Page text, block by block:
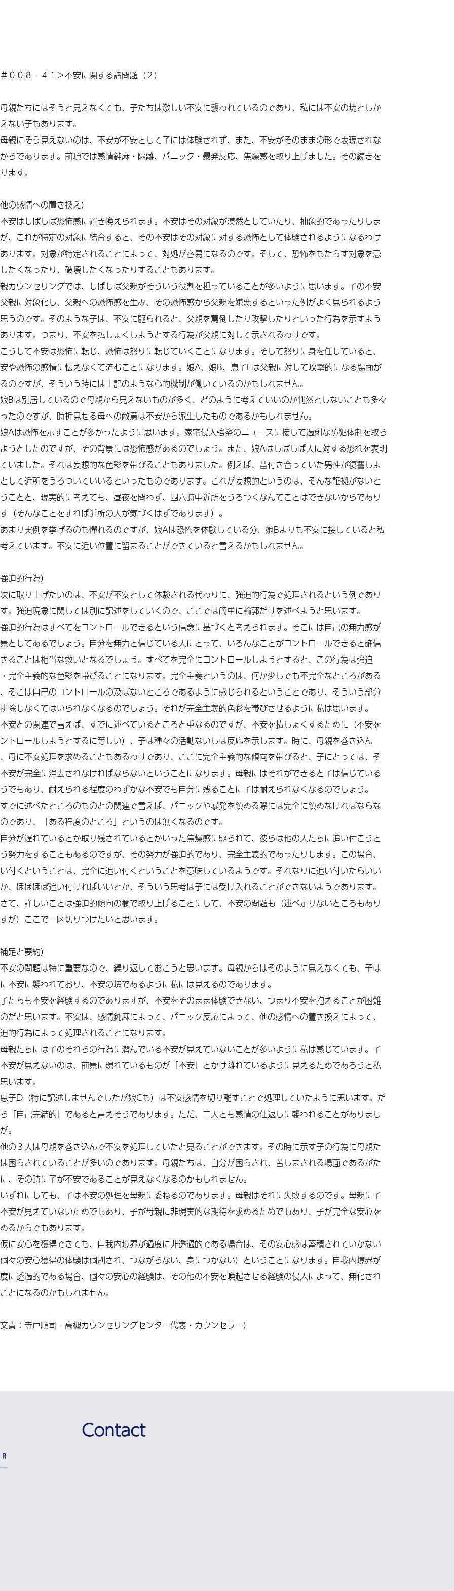
００８－４１＞不安に関する諸問題（２）
親たちにはそうと見えなくても、子たちは激しい不安に襲われているのであり、私には不安の塊としか
ない子もあります。
親にそう見えないのは、不安が不安として子には体験されず、また、不安がそのままの形で表現されな
らであります。前項では感情鈍麻・隔離、パニック・暴発反応、焦燥感を取り上げました。その続きを
ます。
他の感情への置き換え）
安はしばしば恐怖感に置き換えられます。不安はその対象が漠然としていたり、抽象的であったりしま
、これが特定の対象に結合すると、その不安はその対象に対する恐怖として体験されるようになるわけ
ります。対象が特定されることによって、対処が容易になるのです。そして、恐怖をもたらす対象を忌
たくなったり、破壊したくなったりすることもあります。
カウンセリングでは、しばしば父親がそういう役割を担っていることが多いように思います。子の不安
親に対象化し、父親への恐怖感を生み、その恐怖感から父親を嫌悪するといった例がよく見られるよう
うのです。そのような子は、不安に駆られると、父親を罵倒したり攻撃したりといった行為を示すよう
ります。つまり、不安を払しょくしようとする行為が父親に対して示されるわけです。
うして不安は恐怖に転じ、恐怖は怒りに転じていくことになります。そして怒りに身を任していると、
や恐怖の感情に怯えなくて済むことになります。娘A、娘B、息子Eは父親に対して攻撃的になる場面が
のですが、そういう時には上記のような心的機制が働いているのかもしれません。
Bは別居しているので母親から見えないものが多く、どのように考えていいのか判然としないことも多々
たのですが、時折見せる母への敵意は不安から派生したものであるかもしれません。
Aは恐怖を示すことが多かったように思います。家宅侵入強盗のニュースに接して過剰な防犯体制を取ら
うとしたのですが、その背景には恐怖感があるのでしょう。また、娘Aはしばしば人に対する恐れを表明
いました。それは妄想的な色彩を帯びることもありました。例えば、昔付き合っていた男性が復讐しよ
して近所をうろついていいるといったものであります。これが妄想的というのは、そんな証拠がないと
ことと、現実的に考えても、昼夜を問わず、四六時中近所をうろつくなんてことはできないからであり
（そんなことをすれば近所の人が気づくはずであります）。
まり実例を挙げるのも憚れるのですが、娘Aは恐怖を体験している分、娘Bよりも不安に接していると私
えています。不安に近い位置に留まることができていると言えるかもしれません。
強迫的行為）
に取り上げたいのは、不安が不安として体験される代わりに、強迫的行為で処理されるという例であり
。強迫現象に関しては別に記述をしていくので、ここでは簡単に輪郭だけを述べようと思います。
迫的行為はすべてをコントロールできるという信念に基づくと考えられます。そこには自己の無力感が
としてあるでしょう。自分を無力と信じている人にとって、いろんなことがコントロールできると確信
ることは相当な救いとなるでしょう。すべてを完全にコントロールしようとすると、この行為は強迫
完全主義的な色彩を帯びることになります。完全主義というのは、何か少しでも不完全なところがある
そこは自己のコントロールの及ばないところであるように感じられるということであり、そういう部分
除しなくてはいられなくなるのでしょう。それが完全主義的色彩を帯びさせるように私は思います。
安との関連で言えば、すでに述べているところと重なるのですが、不安を払しょくするために（不安を
トロールしようとするに等しい）、子は種々の活動ないしは反応を示します。時に、母親を巻き込ん
母に不安処理を求めることもあるわけであり、ここに完全主義的な傾向を帯びると、子にとっては、そ
安が完全に消去されなければならないということになります。母親にはそれができると子は信じている
でもあり、耐えられる程度のわずかな不安でも自分に残ることに子は耐えられなくなるのでしょう。
でに述べたところのものとの関連で言えば、パニックや暴発を鎮める際には完全に鎮めなければならな
であり、「ある程度のところ」というのは無くなるのです。
分が遅れているとか取り残されているとかいった焦燥感に駆られて、彼らは他の人たちに追い付こうと
努力をすることもあるのですが、その努力が強迫的であり、完全主義的であったりします。この場合、
付くということは、完全に追い付くということを意味しているようです。それなりに追い付いたらいい
、ほぼほぼ追い付ければいいとか、そういう思考は子には受け入れることができないようであります。
て、詳しいことは強迫的傾向の欄で取り上げることにして、不安の問題も（述べ足りないところもあり
が）ここで一区切りつけたいと思います。
補足と要約）
安の問題は特に重要なので、繰り返しておこうと思います。母親からはそのように見えなくても、子は
不安に襲われており、不安の塊であるように私には見えるのであります。
たちも不安を経験するのでありますが、不安をそのまま体験できない、つまり不安を抱えることが困難
だと思います。不安は、感情鈍麻によって、パニック反応によって、他の感情への置き換えによって、
的行為によって処理されることになります。
親たちには子のそれらの行為に潜んでいる不安が見えていないことが多いように私は感じています。子
安が見えないのは、前景に現れているものが「不安」とかけ離れているように見えるためであろうと私
います。
子D（特に記述しませんでしたが娘Cも）は不安感情を切り離すことで処理していたように思います。だ
「自己完結的」であると言えそうであります。ただ、二人とも感情の仕返しに襲われることがありまし
。
の３人は母親を巻き込んで不安を処理していたと見ることができます。その時に示す子の行為に母親た
困らされていることが多いのであります。母親たちは、自分が困らされ、苦しまされる場面であるがた
、その時に子が不安であることが見えなくなるのかもしれません。
ずれにしても、子は不安の処理を母親に委ねるのであります。母親はそれに失敗するのです。母親に子
安が見えていないためでもあり、子が母親に非現実的な期待を求めるためでもあり、子が完全な安心を
るからでもあります。
に安心を獲得できても、自我内境界が過度に非透過的である場合は、その安心感は蓄積されていかない
個々の安心獲得の体験は個別され、つながらない、身につかない）ということになります。自我内境界が
に透過的である場合、個々の安心の経験は、その他の不安を喚起させる経験の侵入によって、無化され
とになるのかもしれません。
文責：寺戸順司－高槻カウンセリングセンター代表・カウンセラー）
Contact